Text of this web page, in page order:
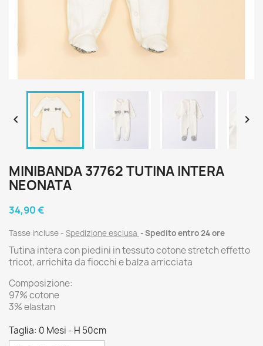
 
MINIBANDA 37762 TUTINA INTERA
NEONATA
34,90 €
Tasse incluse Spedizione esclusa Spedito entro 24 ore
Tutina intera con piedini in tessuto cotone stretch effetto
tricot, arrichita da fiocchi e balza arricciata
Composizione:
97% cotone
3% elastan
Taglia: 0 Mesi - H 50cm